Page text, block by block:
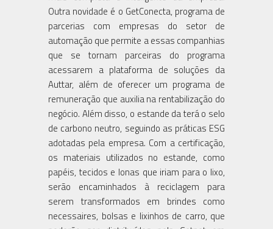
Outra novidade é o GetConecta, programa de
parcerias com empresas do setor de
automação que permite a essas companhias
que se tornam parceiras do programa
acessarem a plataforma de soluções da
Auttar, além de oferecer um programa de
remuneração que auxilia na rentabilização do
negócio. Além disso, o estande da terá o selo
de carbono neutro, seguindo as práticas ESG
adotadas pela empresa. Com a certificação,
os materiais utilizados no estande, como
papéis, tecidos e lonas que iriam para o lixo,
serão encaminhados à reciclagem para
serem transformados em brindes como
necessaires, bolsas e lixinhos de carro, que